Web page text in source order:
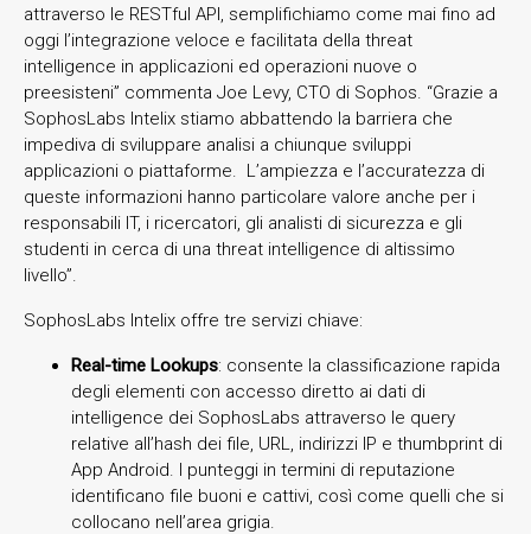
attraverso le RESTful API, semplifichiamo come mai fino ad
oggi l’integrazione veloce e facilitata della threat
intelligence in applicazioni ed operazioni nuove o
preesisteni” commenta Joe Levy, CTO di Sophos. “Grazie a
SophosLabs Intelix stiamo abbattendo la barriera che
impediva di sviluppare analisi a chiunque sviluppi
applicazioni o piattaforme. L’ampiezza e l’accuratezza di
queste informazioni hanno particolare valore anche per i
responsabili IT, i ricercatori, gli analisti di sicurezza e gli
studenti in cerca di una threat intelligence di altissimo
livello”.
SophosLabs Intelix offre tre servizi chiave:
Real-time Lookups: consente la classificazione rapida
degli elementi con accesso diretto ai dati di
intelligence dei SophosLabs attraverso le query
relative all’hash dei file, URL, indirizzi IP e thumbprint di
App Android. I punteggi in termini di reputazione
identificano file buoni e cattivi, così come quelli che si
collocano nell’area grigia.